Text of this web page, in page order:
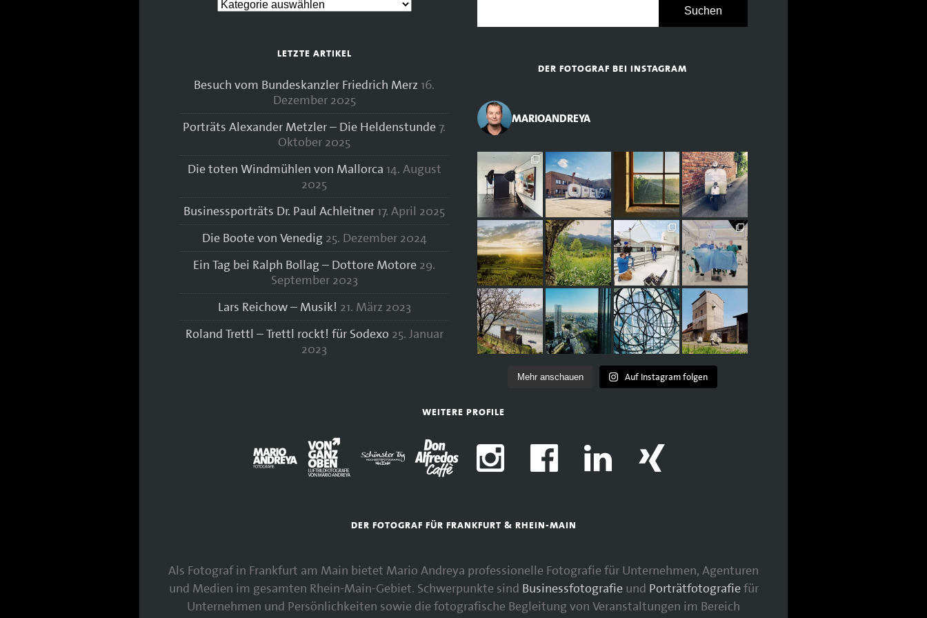
LETZTE ARTIKEL
Besuch vom Bundeskanzler Friedrich Merz 16.
Dezember 2025
Porträts Alexander Metzler – Die Heldenstunde7.
Oktober 2025
Die toten Windmühlen von Mallorca 14. August
2025
Businessporträts Dr. Paul Achleitner17. April 2025
Die Boote von Venedig 25. Dezember 2024
Ein Tag bei Ralph Bollag – Dottore Motore 29.
September 2023
Lars Reichow – Musik! 21. März 2023
Roland Trettl – Trettl rockt! für Sodexo 25. Januar
2023
DER FOTOGRAF BEI INSTAGRAM
MARIOANDREYA
Mehr anschauen Auf Instagram folgen
WEITERE PROFILE
DER FOTOGRAF FÜR FRANKFURT & RHEIN-MAIN
Als Fotograf in Frankfurt am Main bietet Mario Andreya professionelle Fotografie für Unternehmen, Agenturen
und Medien im gesamten Rhein-Main-Gebiet. Schwerpunkte sind Businessfotografieund Porträtfotografiefür
Unternehmen und Persönlichkeiten sowie die fotografische Begleitung von Veranstaltungen im Bereich